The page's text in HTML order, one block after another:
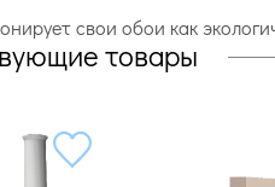
свои обои как
товары